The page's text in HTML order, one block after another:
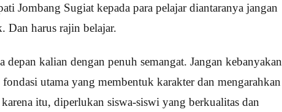
Jombang Sugiat kepada para pelajar diantaranya jangan
Dan harus rajin belajar.
depan kalian dengan penuh semangat. Jangan kebanyakan
utama yang membentuk karakter dan mengarahkan
itu, diperlukan siswa-siswi yang berkualitas dan